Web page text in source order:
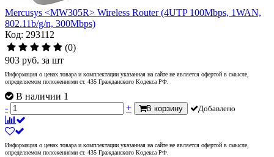
Mercusys <MW305R> Wireless Router (4UTP 100Mbps, 1WAN,
802.11b/g/n, 300Mbps)
Код: 293112
(0)
903 руб. за шт
Информация о ценах товара и комплектации указанная на сайте не является офертой в смысле,
определяемом положениями ст. 435 Гражданского Кодекса РФ.
В наличии 1
-
+ В корзину Добавлено
Информация о ценах товара и комплектации указанная на сайте не является офертой в смысле,
определяемом положениями ст. 435 Гражданского Кодекса РФ.